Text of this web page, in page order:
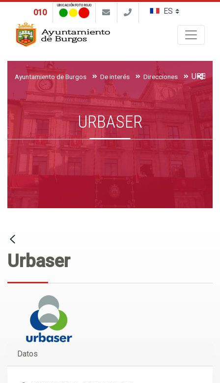
010
UBICACIÓN FOTO ROJO
Ayuntamiento de Burgos De interés Direcciones
URBASER
Urbaser
Datos